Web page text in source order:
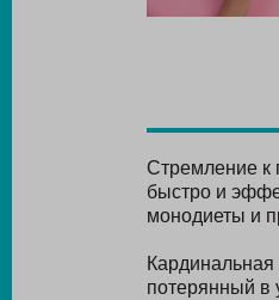
Стремление к
быстро и
монодиеты и
потерянный в